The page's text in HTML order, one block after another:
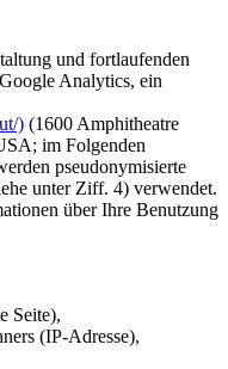
und fortlaufenden
Analytics, ein
) (1600 Amphitheatre
im Folgenden
pseudonymisierte
unter Ziff. 4) verwendet.
über Ihre Benutzung
Seite),
(IP-Adresse),